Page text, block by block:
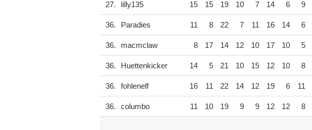
27. lilly135 15 15 19 10 7 14 6 9
36. Paradies 11 8 22 7 11 16 14 6
36. macmclaw 8 17 14 12 10 17 10 5
36. Huettenkicker 14 5 21 10 15 12 10 8
36. fohlenelf 16 11 22 14 12 19 6 11
36. columbo 11 10 19 9 9 12 12 8